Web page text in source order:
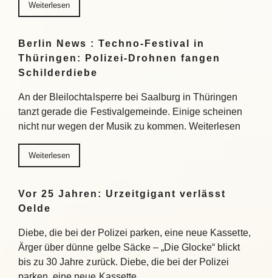
Weiterlesen
Berlin News : Techno-Festival in
Thüringen: Polizei-Drohnen fangen
Schilderdiebe
An der Bleilochtalsperre bei Saalburg in Thüringen
tanzt gerade die Festivalgemeinde. Einige scheinen
nicht nur wegen der Musik zu kommen. Weiterlesen
Weiterlesen
Vor 25 Jahren: Urzeitgigant verlässt
Oelde
Diebe, die bei der Polizei parken, eine neue Kassette,
Ärger über dünne gelbe Säcke – „Die Glocke“ blickt
bis zu 30 Jahre zurück. Diebe, die bei der Polizei